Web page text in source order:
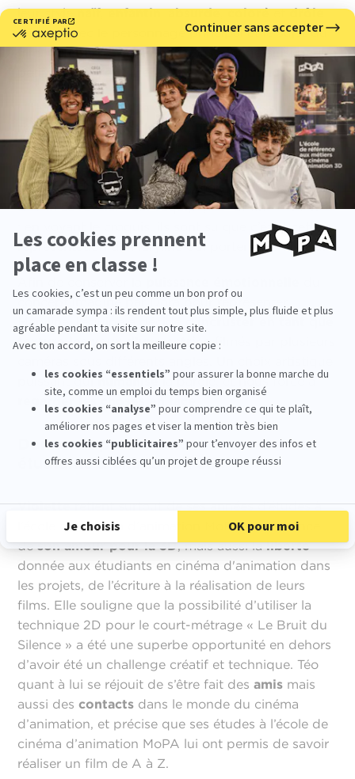
leur stylenaïf,enfantin,absurde,coloréetdrôle
dénote avec le personnage principal et le sujet du
film. Cecontraste violentnous plonge ainsi petit à
petit dans lesentiment amer de l’injustice
Une grossedifficulté
du film fut de réussir à
représenter toutes les femmessous les traits d’un
seul personnage, et c’est Dora qui a su relever ce
défi. Elle se souvient avoir imaginé et crayonné ses
idées pendant près de deux mois jusqu’à ce qu’un
dessin se révèle. Pour l’équipe, ce fut une évidence
: en voyant le croquis, ils sont su que c’était cette
représentation de Maryline qui porterait le discours.
concept imaginé par Dora pour représenter
Maryline, l’équipe a décidé d’ incruster en tant que
texture les yeux d’une actricefilmés par plusieurs
puissant quihumanisela parole, et nous force à
regarder les choses en face
Donner la parole à nos
étudiants d'animation 3D
Violetteretient surtout de ses années d’études à
l’école de cinéma d’animation MoPA la naissance
deson amour pour la 3D, mais aussi laliberté
donnée aux étudiants en cinéma d'animation dans
les projets, de l’écriture à la réalisation de leurs
films. Elle souligne que la possibilité d’utiliser la
technique 2D pour le court-métrage « Le Bruit du
Silence » a été une superbe opportunité en dehors
d’avoir été un challenge créatif et technique. Téo
quant à lui se réjouit de s’être fait desamis mais
aussi descontacts dans le monde du cinéma
d’animation, et précise que ses études à l’école de
cinéma d’animation MoPA lui ont permis de savoir
réaliser un film de A à Z.